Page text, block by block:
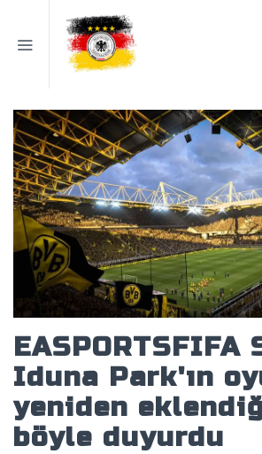
EASPORTSFIFA
Iduna Park'ın
yeniden
böyle duyurdu